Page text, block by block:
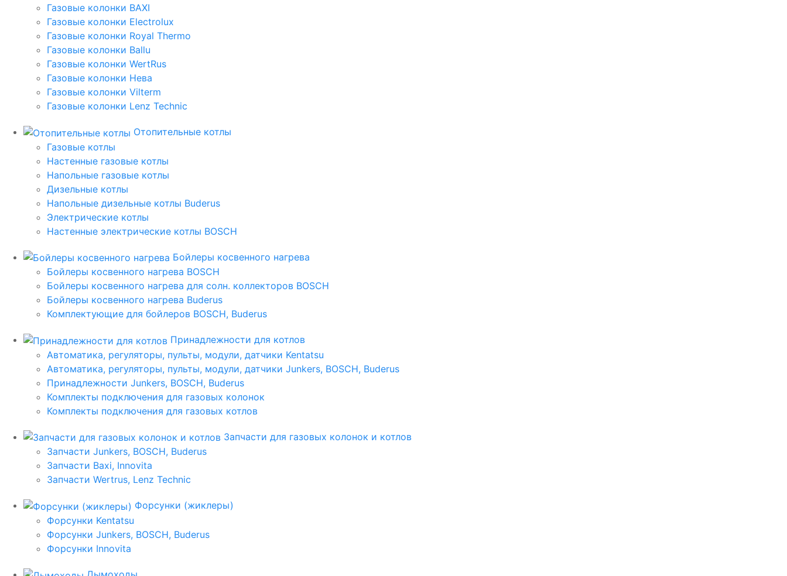
Газовые колонки BAXI
Газовые колонки Electrolux
Газовые колонки Royal Thermo
Газовые колонки Ballu
Газовые колонки WertRus
Газовые колонки Нева
Газовые колонки Vilterm
Газовые колонки Lenz Technic
Отопительные котлы
Газовые котлы
Настенные газовые котлы
Напольные газовые котлы
Дизельные котлы
Напольные дизельные котлы Buderus
Электрические котлы
Настенные электрические котлы BOSCH
Бойлеры косвенного нагрева
Бойлеры косвенного нагрева BOSCH
Бойлеры косвенного нагрева для солн. коллекторов BOSCH
Бойлеры косвенного нагрева Buderus
Комплектующие для бойлеров BOSCH, Buderus
Принадлежности для котлов
Автоматика, регуляторы, пульты, модули, датчики Kentatsu
Автоматика, регуляторы, пульты, модули, датчики Junkers, BOSCH, Buderus
Принадлежности Junkers, BOSCH, Buderus
Комплекты подключения для газовых колонок
Комплекты подключения для газовых котлов
Запчасти для газовых колонок и котлов
Запчасти Junkers, BOSCH, Buderus
Запчасти Baxi, Innovita
Запчасти Wertrus, Lenz Technic
Форсунки (жиклеры)
Форсунки Kentatsu
Форсунки Junkers, BOSCH, Buderus
Форсунки Innovita